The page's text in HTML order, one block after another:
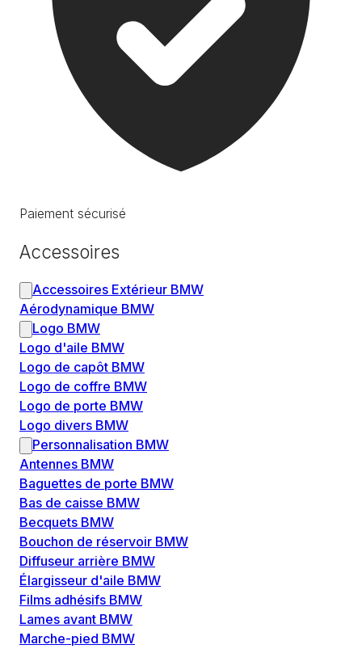
Paiement sécurisé
Accessoires
Accessoires Extérieur BMW
Aérodynamique BMW
Logo BMW
Logo d'aile BMW
Logo de capôt BMW
Logo de coffre BMW
Logo de porte BMW
Logo divers BMW
Personnalisation BMW
Antennes BMW
Baguettes de porte BMW
Bas de caisse BMW
Becquets BMW
Bouchon de réservoir BMW
Diffuseur arrière BMW
Élargisseur d'aile BMW
Films adhésifs BMW
Lames avant BMW
Marche-pied BMW